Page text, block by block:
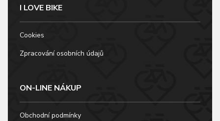
I LOVE BIKE
Cookies
Zpracování osobních údajů
ON-LINE NÁKUP
Obchodní podmínky